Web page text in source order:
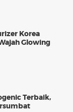
Korea
Glowing
Terbaik,